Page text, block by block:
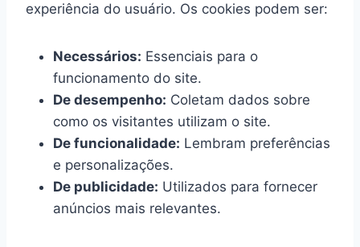
experiência do usuário. Os cookies podem ser:
Necessários: Essenciais para o
funcionamento do site.
De desempenho: Coletam dados sobre
como os visitantes utilizam o site.
De funcionalidade: Lembram preferências
e personalizações.
De publicidade: Utilizados para fornecer
anúncios mais relevantes.